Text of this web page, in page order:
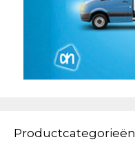
Productcategorieën